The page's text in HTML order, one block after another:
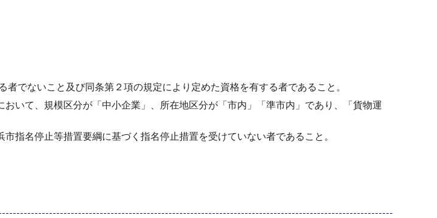
でないこと及び同条第２項の規定により定めた資格を有する者であること。
いて、規模区分が「中小企業」、所在地区分が「市内」「準市内」であり、「貨物運
指名停止等措置要綱に基づく指名停止措置を受けていない者であること。